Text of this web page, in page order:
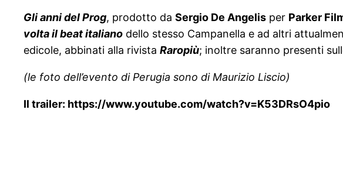
Gli anni del Prog, prodotto da Sergio De Angelis per Parker
volta il beat italiano dello stesso Campanella e ad altri
edicole, abbinati alla rivista Raropiù; inoltre saranno presenti
(le foto dell’evento di Perugia sono di Maurizio Liscio)
Il trailer: https://www.youtube.com/watch?v=K53DRsO4pio